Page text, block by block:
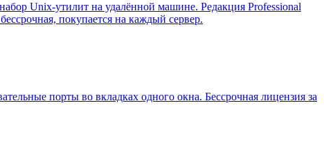
Unix-утилит на удалённой машине. Редакция Professional
покупается на каждый сервер.
порты во вкладках одного окна. Бессрочная лицензия за